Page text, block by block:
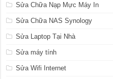
Sửa Chữa Nạp Mực Máy In
Sửa Chữa NAS Synology
Sửa Laptop Tại Nhà
Sửa máy tính
Sửa Wifi Internet